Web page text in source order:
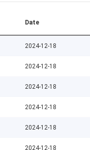
Date
2024-12-18
2024-12-18
2024-12-18
2024-12-18
2024-12-18
2024-12-18